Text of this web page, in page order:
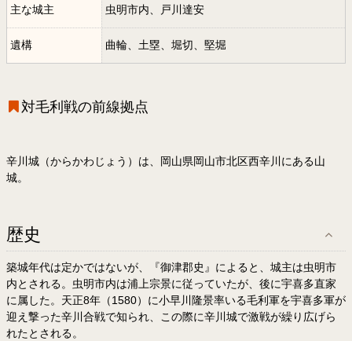
主な城主 虫明市内、戸川達安
遺構 曲輪、土塁、堀切、堅堀
対毛利戦の前線拠点
辛川城（からかわじょう）は、岡山県岡山市北区西辛川にある山
城。
歴史
築城年代は定かではないが、『御津郡史』によると、城主は虫明市
内とされる。虫明市内は浦上宗景に従っていたが、後に宇喜多直家
に属した。天正8年（1580）に小早川隆景率いる毛利軍を宇喜多軍が
迎え撃った辛川合戦で知られ、この際に辛川城で激戦が繰り広げら
れたとされる。